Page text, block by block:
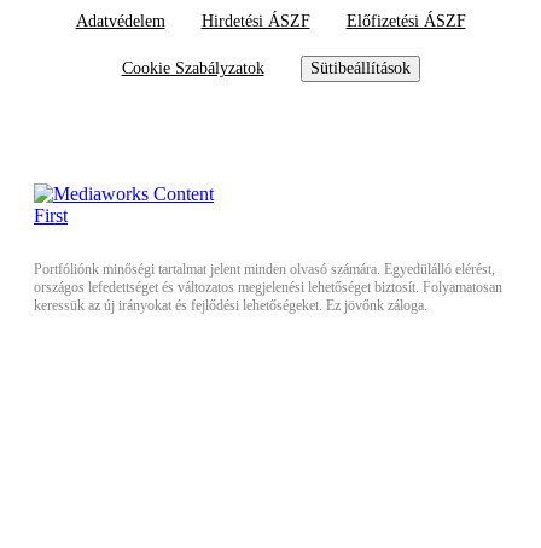
Adatvédelem Hirdetési ÁSZF Előfizetési ÁSZF
Cookie Szabályzatok Sütibeállítások
Portfóliónk minőségi tartalmat jelent minden olvasó számára. Egyedülálló elérést,
országos lefedettséget és változatos megjelenési lehetőséget biztosít. Folyamatosan
keressük az új irányokat és fejlődési lehetőségeket. Ez jövőnk záloga.